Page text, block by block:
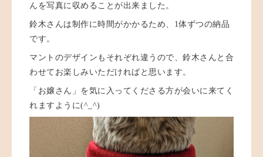
んを写真に収めることが出来ました。
鈴木さんは制作に時間がかかるため、1体ずつの納品
です。
マントのデザインもそれぞれ違うので、鈴木さんと合
わせてお楽しみいただければと思います。
「お嬢さん」を気に入ってくださる方が会いに来てく
れますように(^_^)